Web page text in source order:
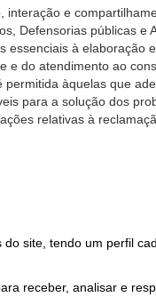
e
Defensorias públicas
à
e do atendimento ao
àquelas que
para a solução dos
relativas à
site, tendo um perfil
receber, analisar e